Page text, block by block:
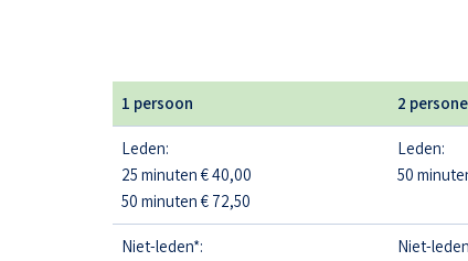
1 persoon 2
Leden:
25 minuten € 40,00
50 minuten € 72,50
Leden:
50
Niet-leden*:
Niet-